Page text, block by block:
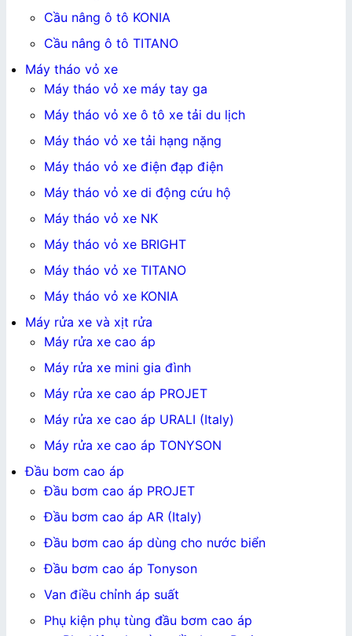
Cầu nâng ô tô KONIA
Cầu nâng ô tô TITANO
Máy tháo vỏ xe
Máy tháo vỏ xe máy tay ga
Máy tháo vỏ xe ô tô xe tải du lịch
Máy tháo vỏ xe tải hạng nặng
Máy tháo vỏ xe điện đạp điện
Máy tháo vỏ xe di động cứu hộ
Máy tháo vỏ xe NK
Máy tháo vỏ xe BRIGHT
Máy tháo vỏ xe TITANO
Máy tháo vỏ xe KONIA
Máy rửa xe và xịt rửa
Máy rửa xe cao áp
Máy rửa xe mini gia đình
Máy rửa xe cao áp PROJET
Máy rửa xe cao áp URALI (Italy)
Máy rửa xe cao áp TONYSON
Đầu bơm cao áp
Đầu bơm cao áp PROJET
Đầu bơm cao áp AR (Italy)
Đầu bơm cao áp dùng cho nước biển
Đầu bơm cao áp Tonyson
Van điều chỉnh áp suất
Phụ kiện phụ tùng đầu bơm cao áp